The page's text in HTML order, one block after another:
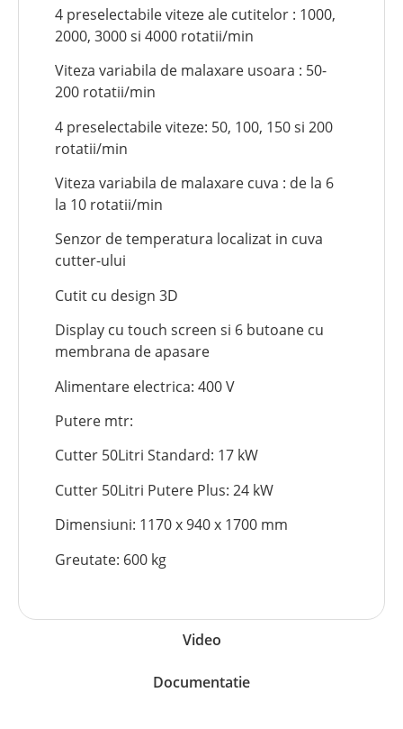
Video
Documentatie
4 preselectabile viteze ale cutitelor : 1000,
2000, 3000 si 4000 rotatii/min
Viteza variabila de malaxare usoara : 50-
200 rotatii/min
4 preselectabile viteze: 50, 100, 150 si 200
rotatii/min
Viteza variabila de malaxare cuva : de la 6
la 10 rotatii/min
Senzor de temperatura localizat in cuva
cutter-ului
Cutit cu design 3D
Display cu touch screen si 6 butoane cu
membrana de apasare
Alimentare electrica: 400 V
Putere mtr:
Cutter 50Litri Standard: 17 kW
Cutter 50Litri Putere Plus: 24 kW
Dimensiuni: 1170 x 940 x 1700 mm
Greutate: 600 kg